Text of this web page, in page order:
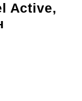
Active,